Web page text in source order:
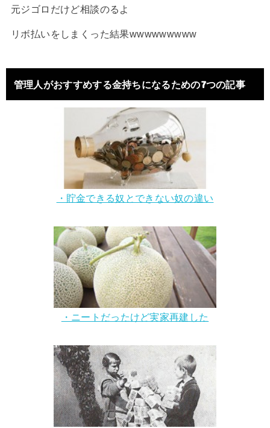
元ジゴロだけど相談のるよ
リボ払いをしまくった結果wwwwwwwww
管理人がおすすめする金持ちになるための7つの記事
・貯金できる奴とできない奴の違い
・ニートだったけど実家再建した